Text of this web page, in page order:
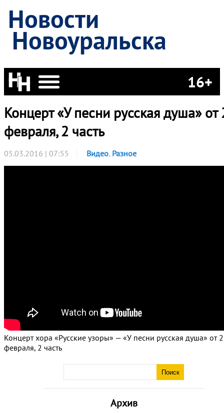
Новости
Новоуральска
16+
Архив
Концерт «У песни русская душа» от
февраля, 2 часть
05.03.2016 | 07:55 Видео, Разное
Концерт хора «Русские узоры» — «У песни русская душа» от
февраля, 2 часть